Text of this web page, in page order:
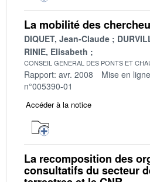
La mobilité des
DIQUET, Jean-Claude
RINIE, Elisabeth
CONSEIL GENERAL DES PONTS ET
Rapport: avr. 2008 Mise en
n°005390-01
Accéder à la notice
La recomposition des
consultatifs du secteur